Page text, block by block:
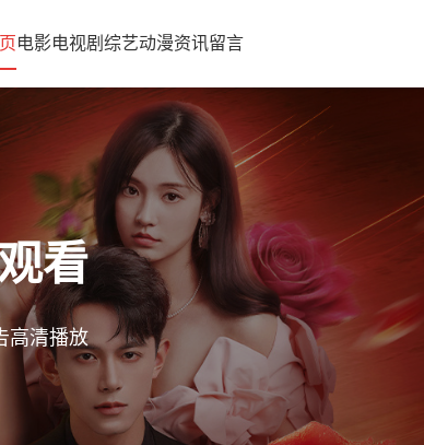
电影电视剧 综艺动漫资讯留言
看
高清播放